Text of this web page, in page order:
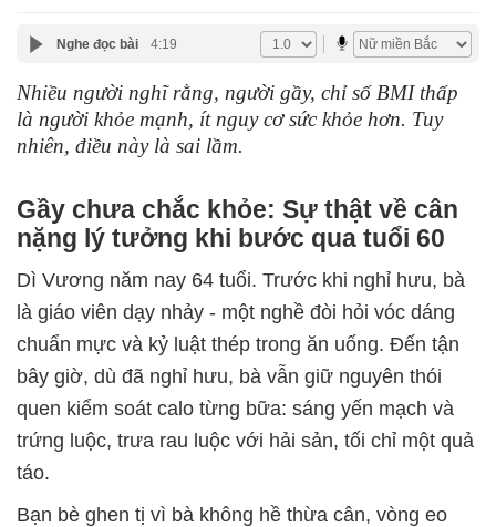
Nghe đọc bài 4:19
Nhiều người nghĩ rằng, người gầy, chỉ số BMI thấp
là người khỏe mạnh, ít nguy cơ sức khỏe hơn. Tuy
nhiên, điều này là sai lầm.
Gầy chưa chắc khỏe: Sự thật về cân
nặng lý tưởng khi bước qua tuổi 60
Dì Vương năm nay 64 tuổi. Trước khi nghỉ hưu, bà
là giáo viên dạy nhảy - một nghề đòi hỏi vóc dáng
chuẩn mực và kỷ luật thép trong ăn uống. Đến tận
bây giờ, dù đã nghỉ hưu, bà vẫn giữ nguyên thói
quen kiểm soát calo từng bữa: sáng yến mạch và
trứng luộc, trưa rau luộc với hải sản, tối chỉ một quả
táo.
Bạn bè ghen tị vì bà không hề thừa cân, vòng eo